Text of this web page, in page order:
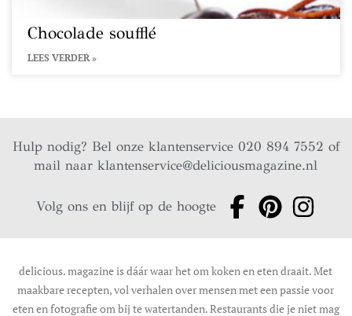
Chocolade soufflé
LEES VERDER »
Hulp nodig? Bel onze klantenservice 020 894 7552 of
mail naarklantenservice@deliciousmagazine.nl
Volg ons en blijf op de hoogte
delicious. magazine is dáár waar het om koken en eten draait. Met
maakbare recepten, vol verhalen over mensen met een passie voor
eten en fotografie om bij te watertanden. Restaurants die je niet mag